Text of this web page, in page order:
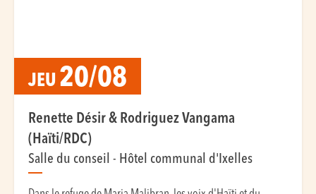
JEU 20/08
Renette Désir & Rodriguez Vangama
(Haïti/RDC)
Salle du conseil - Hôtel communal d'Ixelles